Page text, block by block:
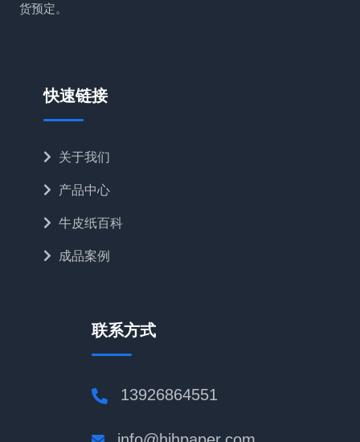
货预定。
快速链接
关于我们
产品中心
牛皮纸百科
成品案例
联系方式
13926864551